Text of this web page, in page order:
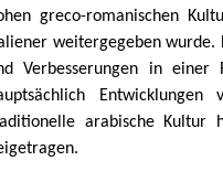
greco-romanischen
weitergegeben wurde.
Verbesserungen in
Entwicklungen
arabische Kultur